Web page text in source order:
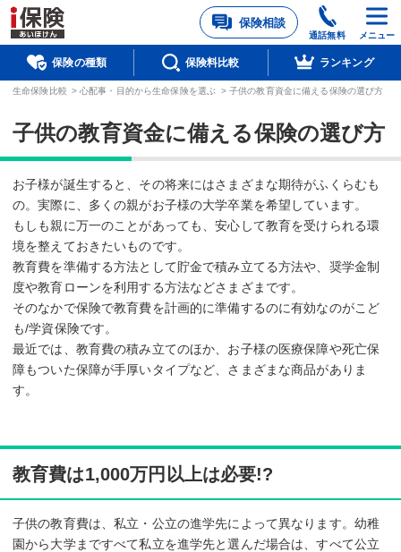
保険相談
通話無料 メニュー
保険の種類 保険料比較 ランキング
生命保険比較 > 心配事・目的から生命保険を選ぶ > 子供の教育資金に備える保険の選び方
子供の教育資金に備える保険の選び方
お子様が誕生すると、その将来にはさまざまな期待がふくらむも
の。実際に、多くの親がお子様の大学卒業を希望しています。
もしも親に万一のことがあっても、安心して教育を受けられる環
境を整えておきたいものです。
教育費を準備する方法として貯金で積み立てる方法や、奨学金制
度や教育ローンを利用する方法などさまざまです。
そのなかで保険で教育費を計画的に準備するのに有効なのがこど
も/学資保険です。
最近では、教育費の積み立てのほか、お子様の医療保障や死亡保
障もついた保障が手厚いタイプなど、さまざまな商品がありま
す。
教育費は1,000万円以上は必要!?
子供の教育費は、私立・公立の進学先によって異なります。幼稚
園から大学まですべて私立を進学先と選んだ場合は、すべて公立